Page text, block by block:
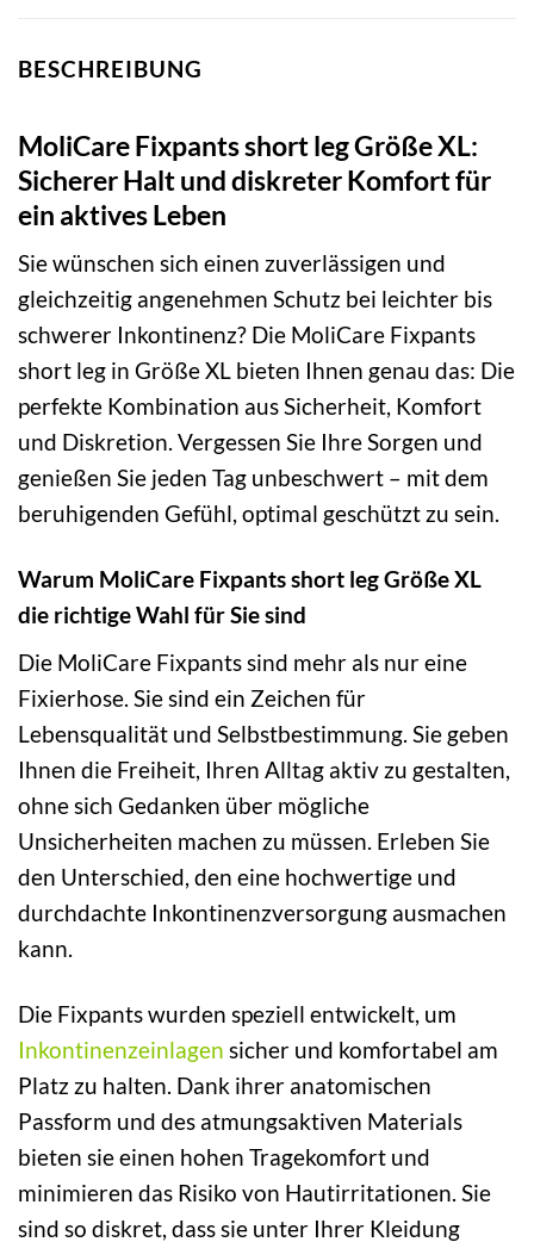
BESCHREIBUNG
MoliCare Fixpants short leg Größe XL:
Sicherer Halt und diskreter Komfort für
ein aktives Leben
Sie wünschen sich einen zuverlässigen und
gleichzeitig angenehmen Schutz bei leichter bis
schwerer Inkontinenz? Die MoliCare Fixpants
short leg in Größe XL bieten Ihnen genau das: Die
perfekte Kombination aus Sicherheit, Komfort
und Diskretion. Vergessen Sie Ihre Sorgen und
genießen Sie jeden Tag unbeschwert – mit dem
beruhigenden Gefühl, optimal geschützt zu sein.
Warum MoliCare Fixpants short leg Größe XL
die richtige Wahl für Sie sind
Die MoliCare Fixpants sind mehr als nur eine
Fixierhose. Sie sind ein Zeichen für
Lebensqualität und Selbstbestimmung. Sie geben
Ihnen die Freiheit, Ihren Alltag aktiv zu gestalten,
ohne sich Gedanken über mögliche
Unsicherheiten machen zu müssen. Erleben Sie
den Unterschied, den eine hochwertige und
durchdachte Inkontinenzversorgung ausmachen
kann.
Die Fixpants wurden speziell entwickelt, um
Inkontinenzeinlagen sicher und komfortabel am
Platz zu halten. Dank ihrer anatomischen
Passform und des atmungsaktiven Materials
bieten sie einen hohen Tragekomfort und
minimieren das Risiko von Hautirritationen. Sie
sind so diskret, dass sie unter Ihrer Kleidung